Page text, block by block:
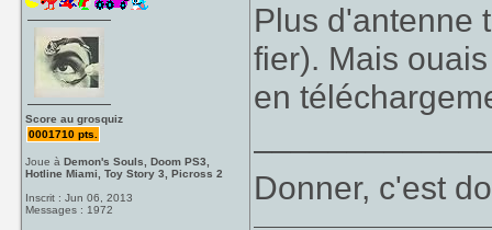
Score au grosquiz
0001710 pts.
Joue àDemon's Souls, Doom PS3,
Hotline Miami, Toy Story 3, Picross 2
Inscrit : Jun 06, 2013
Messages : 1972
Plus d'antenne
fier). Mais
en
Donner, c'est